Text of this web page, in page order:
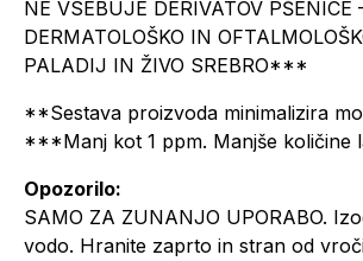
NE VSEBUJE DERIVATOV
DERMATOLOŠKO IN
PALADIJ IN ŽIVO SREBRO***
**Sestava proizvoda minimalizira
***Manj kot 1 ppm. Manjše količine
Opozorilo:
SAMO ZA ZUNANJO UPORABO.
vodo. Hranite zaprto in stran od